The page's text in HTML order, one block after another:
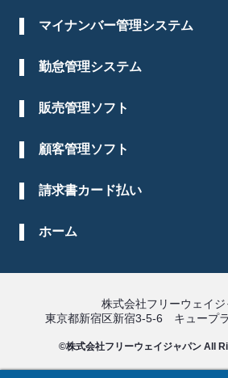
マイナンバー管理システム
勤怠管理システム
販売管理ソフト
顧客管理ソフト
請求書カード払い
ホーム
株式会社フリーウェイジ
東京都新宿区新宿3-5-6 キュープ
©株式会社フリーウェイジャパン All